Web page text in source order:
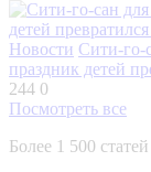
Новости Сити-го-
праздник детей
244 0
Посмотреть все
Более 1 500 статей